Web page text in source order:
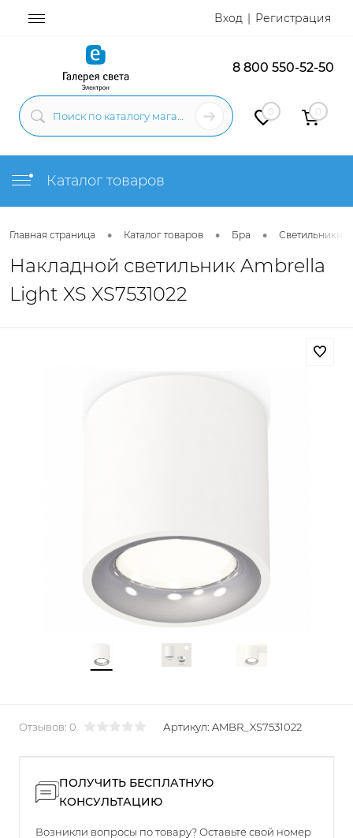
Вход Регистрация
8 800 550-52-50
0 0
Каталог товаров
Главная страница • Каталог товаров • Бра • Светильники
Накладной светильник Ambrella
Light XS XS7531022
Отзывов: 0 Артикул: AMBR_XS7531022
ПОЛУЧИТЬ БЕСПЛАТНУЮ
КОНСУЛЬТАЦИЮ
Возникли вопросы по товару? Оставьте свой номер